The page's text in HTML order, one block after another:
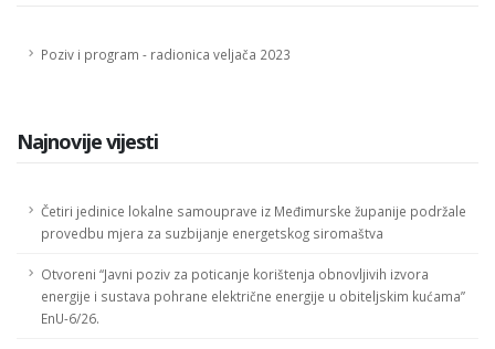
Poziv i program - radionica veljača 2023
Najnovije vijesti
Četiri jedinice lokalne samouprave iz Međimurske županije podržale
provedbu mjera za suzbijanje energetskog siromaštva
Otvoreni “Javni poziv za poticanje korištenja obnovljivih izvora
energije i sustava pohrane električne energije u obiteljskim kućama”
EnU-6/26.